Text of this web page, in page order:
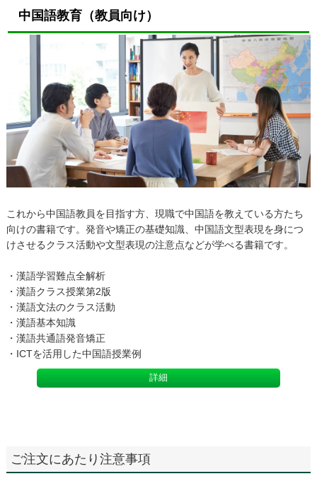
中国語教育（教員向け）
これから中国語教員を目指す方、現職で中国語を教えている方たち
向けの書籍です。発音や矯正の基礎知識、中国語文型表現を身につ
けさせるクラス活動や文型表現の注意点などが学べる書籍です。
・漢語学習難点全解析
・漢語クラス授業第2版
・漢語文法のクラス活動
・漢語基本知識
・漢語共通語発音矯正
・ICTを活用した中国語授業例
詳細
ご注文にあたり注意事項